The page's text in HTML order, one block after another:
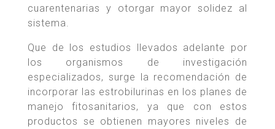
cuarentenarias y otorgar mayor solidez al
sistema.
Que de los estudios llevados adelante por
los organismos de investigación
especializados, surge la recomendación de
incorporar las estrobilurinas en los planes de
manejo fitosanitarios, ya que con estos
productos se obtienen mayores niveles de